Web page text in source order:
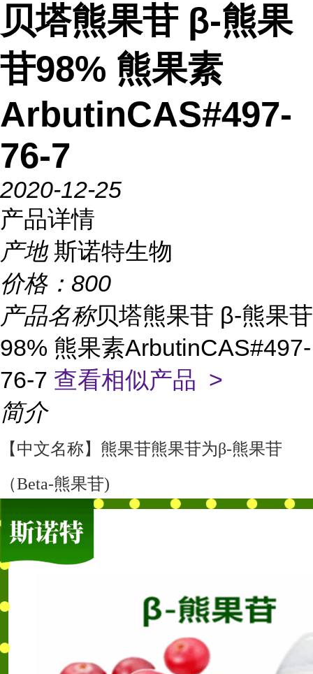
贝塔熊果苷 β-熊果
苷98% 熊果素
ArbutinCAS#497-
76-7
2020-12-25
产品详情
产地 斯诺特生物
价格： 800
产品名称贝塔熊果苷 β-熊果苷
98% 熊果素ArbutinCAS#497-
76-7 查看相似产品 >
简介
【中文名称】熊果苷熊果苷为β-熊果苷
（Beta-熊果苷)